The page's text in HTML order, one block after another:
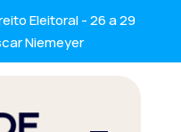
Eleitoral - 26 a 29
Niemeyer